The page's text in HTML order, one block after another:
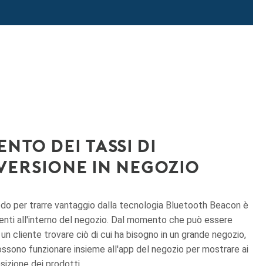
dei tassi di
in negozio
per trarre vantaggio dalla tecnologia Bluetooth Beacon è
all'interno del negozio. Dal momento che può essere
cliente trovare ciò di cui ha bisogno in un grande negozio,
funzionare insieme all'app del negozio per mostrare ai